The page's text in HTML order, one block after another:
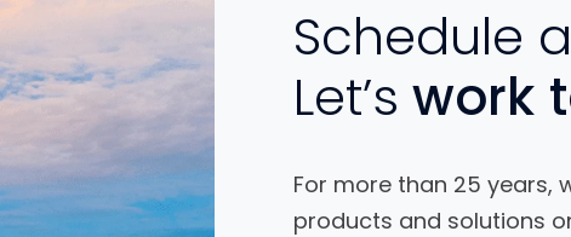
Schedule
Let’s work
For more than 25 years,
products and solutions